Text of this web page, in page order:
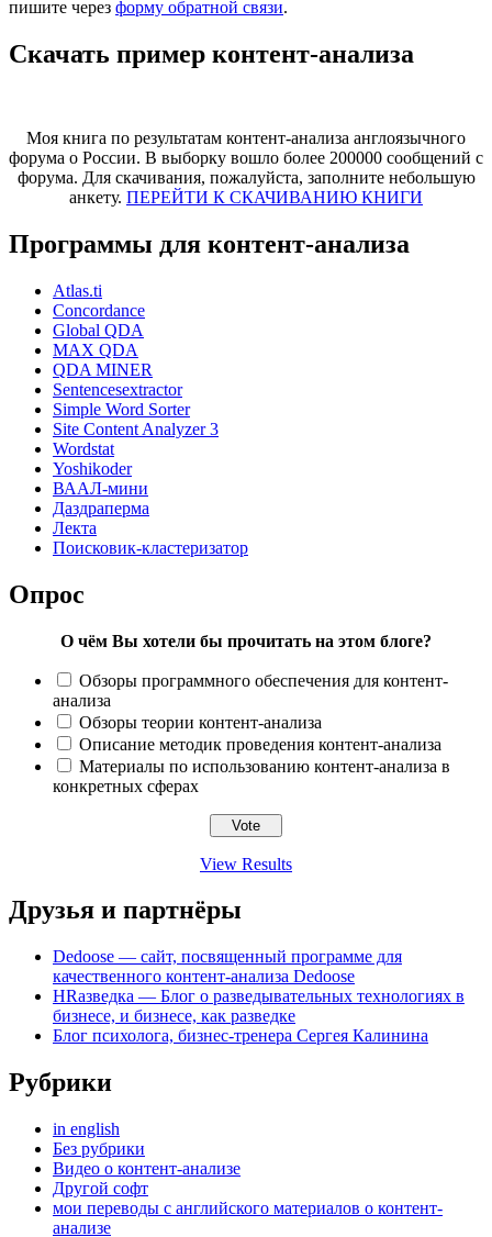
пишите через форму обратной связи.
Скачать пример контент-анализа
Моя книга по результатам контент-анализа англоязычного
форума о России. В выборку вошло более 200000 сообщений с
форума. Для скачивания, пожалуйста, заполните небольшую
анкету. ПЕРЕЙТИ К СКАЧИВАНИЮ КНИГИ
Программы для контент-анализа
Atlas.ti
Concordance
Global QDA
MAX QDA
QDA MINER
Sentencesextractor
Simple Word Sorter
Site Content Analyzer 3
Wordstat
Yoshikoder
ВААЛ-мини
Даздраперма
Лекта
Поисковик-кластеризатор
Опрос
О чём Вы хотели бы прочитать на этом блоге?
Обзоры программного обеспечения для контент-
анализа
Обзоры теории контент-анализа
Описание методик проведения контент-анализа
Материалы по использованию контент-анализа в
конкретных сферах
View Results
Друзья и партнёры
Dedoose — сайт, посвященный программе для
качественного контент-анализа Dedoose
HRазведка — Блог о разведывательных технологиях в
бизнесе, и бизнесе, как разведке
Блог психолога, бизнес-тренера Сергея Калинина
Рубрики
in english
Без рубрики
Видео о контент-анализе
Другой софт
мои переводы с английского материалов о контент-
анализе